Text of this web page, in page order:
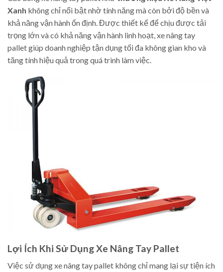
Xanh không chỉ nổi bật nhờ tính năng mà còn bởi độ bền và
khả năng vận hành ổn định. Được thiết kế để chịu được tải
trọng lớn và có khả năng vận hành linh hoạt, xe nâng tay
pallet giúp doanh nghiệp tận dụng tối đa không gian kho và
tăng tính hiệu quả trong quá trình làm việc.
Lợi Ích Khi Sử Dụng Xe Nâng Tay Pallet
Việc sử dụng xe nâng tay pallet không chỉ mang lại sự tiện ích